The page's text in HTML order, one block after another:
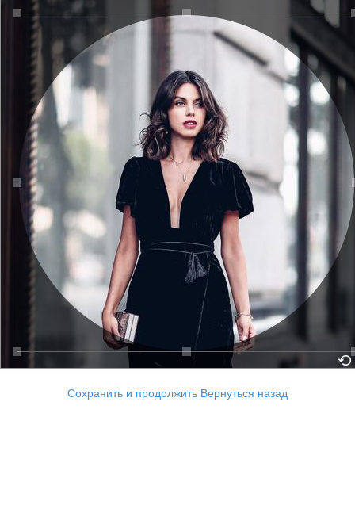
Сохранить и продолжить Вернуться назад